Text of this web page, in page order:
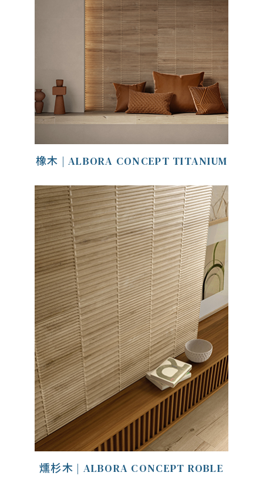
橡木 | ALBORA CONCEPT TITANIUM
燻杉木 | ALBORA CONCEPT ROBLE